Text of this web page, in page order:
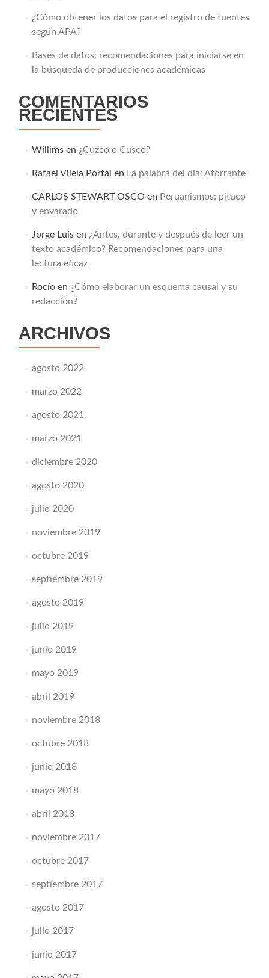
¿Cómo obtener los datos para el registro de fuentes
según APA?
Bases de datos: recomendaciones para iniciarse en
la búsqueda de producciones académicas
COMENTARIOS
RECIENTES
Willimsen ¿Cuzco o Cusco?
Rafael Vilela Portal en La palabra del día: Atorrante
CARLOS STEWART OSCO en Peruanismos: pituco
y envarado
Jorge Luisen ¿Antes, durante y después de leer un
texto académico? Recomendaciones para una
lectura eficaz
Rocíoen ¿Cómo elaborar un esquema causal y su
redacción?
ARCHIVOS
agosto 2022
marzo 2022
agosto 2021
marzo 2021
diciembre 2020
agosto 2020
julio 2020
noviembre 2019
octubre 2019
septiembre 2019
agosto 2019
julio 2019
junio 2019
mayo 2019
abril 2019
noviembre 2018
octubre 2018
junio 2018
mayo 2018
abril 2018
noviembre 2017
octubre 2017
septiembre 2017
agosto 2017
julio 2017
junio 2017